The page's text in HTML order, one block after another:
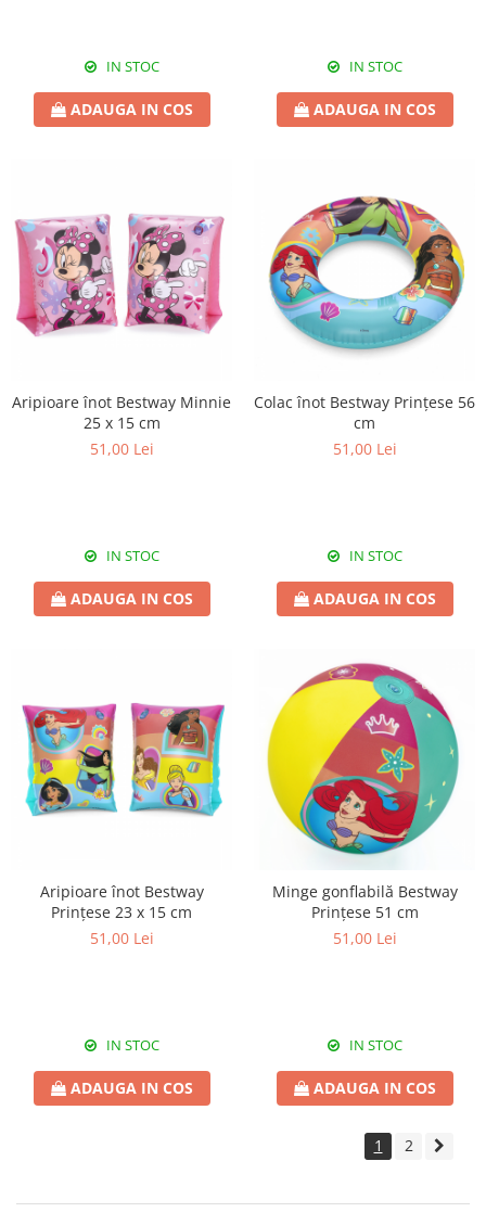
IN STOC
ADAUGA IN COS
IN STOC
ADAUGA IN COS
Aripioare înot Bestway Minnie
25 x 15 cm
51,00 Lei
IN STOC
ADAUGA IN COS
Colac înot Bestway Prințese 56
cm
51,00 Lei
IN STOC
ADAUGA IN COS
Aripioare înot Bestway
Prințese 23 x 15 cm
51,00 Lei
IN STOC
ADAUGA IN COS
Minge gonflabilă Bestway
Prințese 51 cm
51,00 Lei
IN STOC
ADAUGA IN COS
1 2